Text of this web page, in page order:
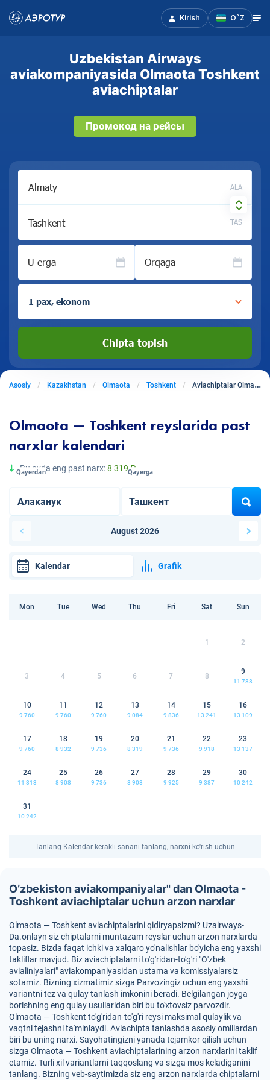
Kirish O`Z
Uzbekistan Airways
aviakompaniyasida Olmaota Toshkent
aviachiptalar
Промокод на рейсы
ALA
TAS
U erga Orqaga
1 pax, ekonom
Chipta topish
Asosiy Kazakhstan Olmaota Toshkent Aviachiptalar Olmaotadan Toshkentga
Olmaota — Toshkent reyslarida past
narxlar kalendari
Bu oyda eng past narx:8 319 ₽
Qayerdan Qayerga
August 2026
Kalendar Grafik
Mon Tue Wed Thu Fri Sat Sun
1 2
3 4 5 6 7 8
9
11 788
10
9 760
11
9 760
12
9 760
13
9 084
14
9 836
15
13 241
16
13 109
17
9 760
18
8 932
19
9 736
20
8 319
21
9 736
22
9 918
23
13 137
24
11 313
25
8 908
26
9 736
27
8 908
28
9 925
29
9 387
30
10 242
31
10 242
Tanlang Kalendar kerakli sanani tanlang, narxni ko'rish uchun
O’zbekiston aviakompaniyalar" dan Olmaota -
Toshkent aviachiptalar uchun arzon narxlar
Olmaota — Toshkent aviachiptalarini qidiryapsizmi? Uzairways-
Da.onlayn siz chiptalarni muntazam reyslar uchun arzon narxlarda
topasiz. Bizda faqat ichki va xalqaro yo'nalishlar bo'yicha eng yaxshi
takliflar mavjud. Biz aviachiptalarni to'g'ridan-to'g'ri "O'zbek
avialiniyalari" aviakompaniyasidan ustama va komissiyalarsiz
sotamiz. Bizning xizmatimiz sizga Parvozingiz uchun eng yaxshi
variantni tez va qulay tanlash imkonini beradi. Belgilangan joyga
borishning eng qulay usullaridan biri bu to'xtovsiz parvozdir.
Olmaota — Toshkent to'g'ridan-to'g'ri reysi maksimal qulaylik va
vaqtni tejashni ta'minlaydi. Aviachipta tanlashda asosiy omillardan
biri bu uning narxi. Sayohatingizni yanada tejamkor qilish uchun
sizga Olmaota — Toshkent aviachiptalarining arzon narxlarini taklif
etamiz. Turli xil variantlarni taqqoslang va sizga mos keladiganini
tanlang. Bizning veb-saytimizda siz eng arzon narxlarda chiptalarni